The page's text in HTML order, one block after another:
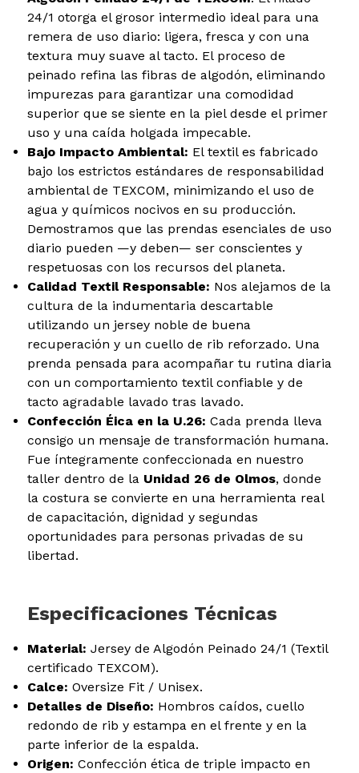
24/1 otorga el grosor intermedio ideal para una
remera de uso diario: ligera, fresca y con una
textura muy suave al tacto. El proceso de
peinado refina las fibras de algodón, eliminando
impurezas para garantizar una comodidad
superior que se siente en la piel desde el primer
uso y una caída holgada impecable.
Bajo Impacto Ambiental: El textil es fabricado
bajo los estrictos estándares de responsabilidad
ambiental de TEXCOM, minimizando el uso de
agua y químicos nocivos en su producción.
Demostramos que las prendas esenciales de uso
diario pueden —y deben— ser conscientes y
respetuosas con los recursos del planeta.
Calidad Textil Responsable: Nos alejamos de la
cultura de la indumentaria descartable
utilizando un jersey noble de buena
recuperación y un cuello de rib reforzado. Una
prenda pensada para acompañar tu rutina diaria
con un comportamiento textil confiable y de
tacto agradable lavado tras lavado.
Confección Éica en la U.26: Cada prenda lleva
consigo un mensaje de transformación humana.
Fue íntegramente confeccionada en nuestro
taller dentro de la Unidad 26 de Olmos, donde
la costura se convierte en una herramienta real
de capacitación, dignidad y segundas
oportunidades para personas privadas de su
libertad.
Especificaciones Técnicas
Material: Jersey de Algodón Peinado 24/1 (Textil
certificado TEXCOM).
Calce: Oversize Fit / Unisex.
Detalles de Diseño: Hombros caídos, cuello
redondo de rib y estampa en el frente y en la
parte inferior de la espalda.
Origen: Confección ética de triple impacto en